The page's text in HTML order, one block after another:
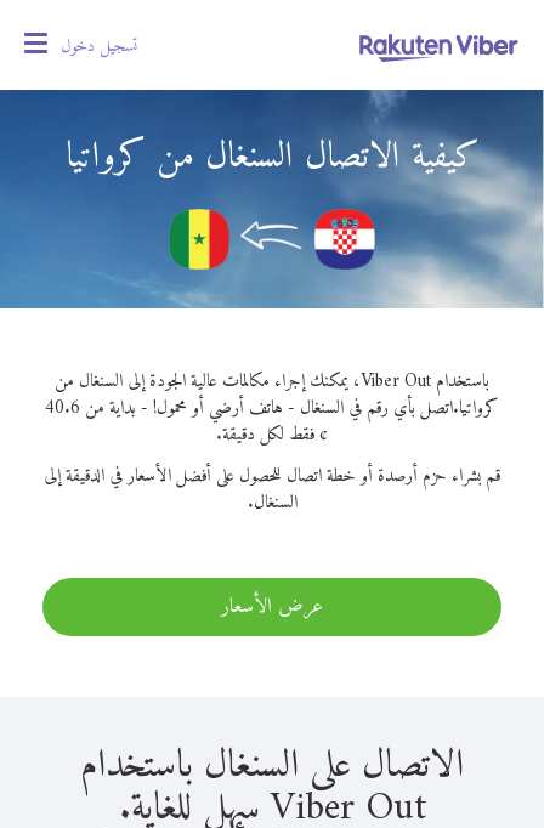
تسجيل دخول
كيفية الاتصال السنغال من كرواتيا
باستخدام Viber Out، يمكنك إجراء مكالمات عالية الجودة إلى السنغال من
كرواتيا.
اتصل بأي رقم في السنغال - هاتف أرضي أو محمول! - بداية من 40.6
¢ فقط لكل دقيقة.
قم بشراء حزم أرصدة أو خطة اتصال للحصول على أفضل الأسعار في الدقيقة إلى
السنغال.
عرض الأسعار
الاتصال على السنغال باستخدام
Viber Out سهل للغاية.